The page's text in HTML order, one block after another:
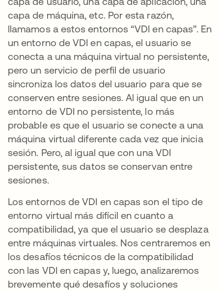
capa de máquina, etc. Por esta razón,
llamamos a estos entornos “VDI en capas”. En
un entorno de VDI en capas, el usuario se
conecta a una máquina virtual no persistente,
pero un servicio de perfil de usuario
sincroniza los datos del usuario para que se
conserven entre sesiones. Al igual que en un
entorno de VDI no persistente, lo más
probable es que el usuario se conecte a una
máquina virtual diferente cada vez que inicia
sesión. Pero, al igual que con una VDI
persistente, sus datos se conservan entre
sesiones.
Los entornos de VDI en capas son el tipo de
entorno virtual más difícil en cuanto a
compatibilidad, ya que el usuario se desplaza
entre máquinas virtuales. Nos centraremos en
los desafíos técnicos de la compatibilidad
con las VDI en capas y, luego, analizaremos
brevemente qué desafíos y soluciones